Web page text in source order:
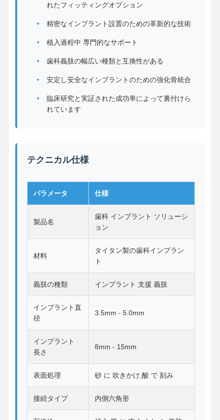
お問い合わせ
今雑談しなさ
い
エマックス・ファニヤ
歯科インプラント棒
金属に溶かしたポルセラン
れたフィッティングオプション
精密なインプラント設置のための革新的な技術
植入過程中 専門的なサポート
歯科義肢の幅広い種類と互換性がある
安定し安全なインプラントのための強化骨統合
臨床研究と実証された成功率によって裏付けら
れています
テクニカル仕様
パラメータ 仕様
製品名
歯科 インプラント ソリューシ
ョン
材料
タイタン製の歯科インプラン
ト
義肢の種類 インプラント 支援 義肢
インプラント直
径
3.5mm - 5.0mm
インプラント
長さ
8mm - 15mm
表面処理 砂 に 吹きかけ,酸 で 刻み
接続タイプ 内側六角形